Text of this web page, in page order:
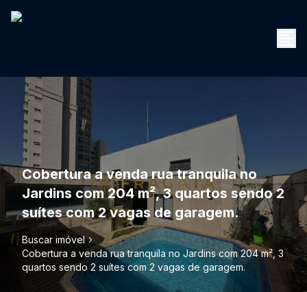
Cobertura a venda rua tranquila no
Jardins com 204 m², 3 quartos sendo 2
suítes com 2 vagas de garagem.
Buscar imóvel
Cobertura a venda rua tranquila no Jardins com 204 m², 3
quartos sendo 2 suítes com 2 vagas de garagem.